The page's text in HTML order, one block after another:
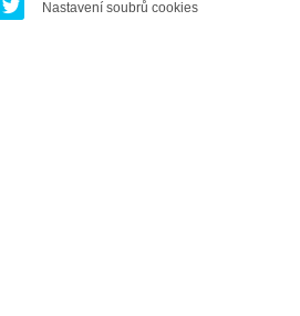
Nastavení soubrů cookies